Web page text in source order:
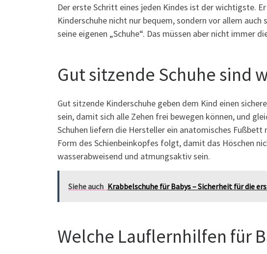
Der erste Schritt eines jeden Kindes ist der wichtigste.
Kinderschuhe nicht nur bequem, sondern vor allem
seine eigenen „Schuhe“. Das müssen aber nicht immer
Gut sitzende Schuhe sind
Gut sitzende Kinderschuhe geben dem Kind einen
sein, damit sich alle Zehen frei bewegen können, und
Schuhen liefern die Hersteller ein anatomisches
Form des Schienbeinkopfes folgt, damit das Höschen
wasserabweisend und atmungsaktiv sein.
Siehe auch Krabbelschuhe für Babys – Sicherheit für die
Welche Lauflernhilfen für